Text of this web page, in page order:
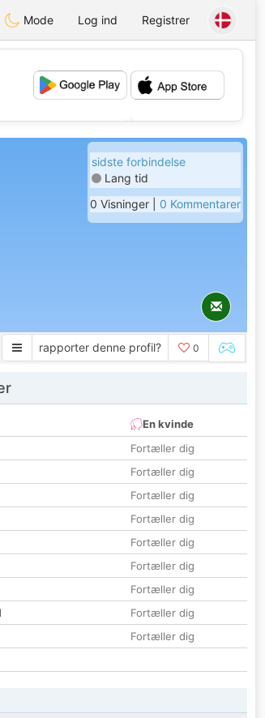
Mode Log ind Registrer
sidste forbindelse
Lang tid
0 Visninger | 0 Kommentarer
rapporter denne profil? 0
En kvinde
Fortæller dig
Fortæller dig
Fortæller dig
Fortæller dig
Fortæller dig
Fortæller dig
Fortæller dig
Fortæller dig
Fortæller dig